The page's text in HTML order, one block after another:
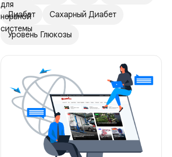
Диабет
Сахарный Диабет
Уровень Глюкозы